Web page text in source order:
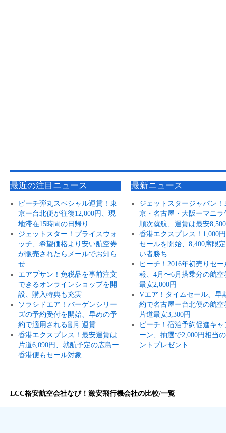
最近の注目ニュース
ピーチ弾丸スペシャル運賃！東
京ー台北便が往復12,000円、現
地滞在15時間の日帰り
ジェットスター！プライスウォ
ッチ、希望価格より安い航空券
が販売されたらメールでお知ら
せ
エアプサン！免税品を事前注文
できるオンラインショップを開
設、購入特典も充実
ソラシドエア！バーゲンシリー
ズの予約受付を開始、早めの予
約で適用される割引運賃
香港エクスプレス！最安運賃は
片道6,090円、就航予定の広島ー
香港便もセール対象
最新ニュース
ジェットスタージャパン！
京・名古屋・大阪ーマニラ
順次就航、運賃は最安
香港エクスプレス！1,000
セールを開始、8,400席限
い者勝ち
ピーチ！2016年初売りセー
報、4月〜6月搭乗分の航空
最安2,000円
Vエア！タイムセール、早
約で名古屋ー台北便の航空
片道最安3,300円
ピーチ！宿泊予約促進キャ
ーン、抽選で2,000円相当
ントプレゼント
LCC格安航空会社なび！激安飛行機会社の比較/一覧